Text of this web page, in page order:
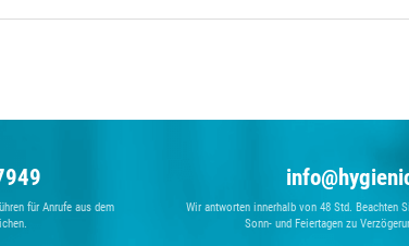
für Anrufe aus dem
Wir antworten innerhalb von 48 Std. Beachten
Sonn- und Feiertagen zu